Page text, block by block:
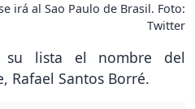
irá al Sao Paulo de Brasil. Foto:
Twitter
su lista el nombre del
Rafael Santos Borré.